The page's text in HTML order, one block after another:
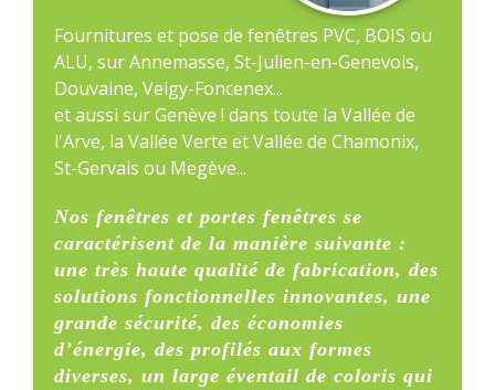
Fournitures et pose de fenêtres PVC, BOIS ou
ALU, sur Annemasse, St-Julien-en-Genevois,
Douvaine, Veigy-Foncenex...
et aussi sur Genève ! dans toute la Vallée de
l'Arve, la Vallée Verte et Vallée de Chamonix,
St-Gervais ou Megève...
Nos fenêtres et portes fenêtres se
caractérisent de la manière suivante :
une très haute qualité de fabrication, des
solutions fonctionnelles innovantes, une
grande sécurité, des économies
d’énergie, des profilés aux formes
diverses, un large éventail de coloris qui